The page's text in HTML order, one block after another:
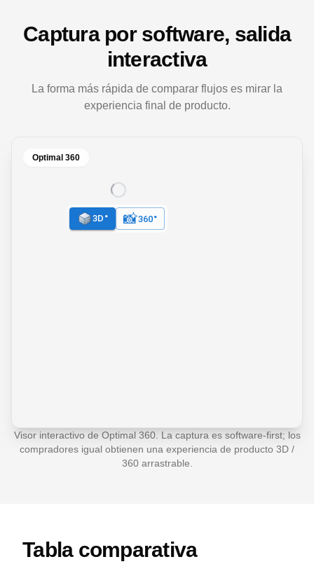
Captura por software, salida
interactiva
La forma más rápida de comparar flujos es mirar la
experiencia final de producto.
Optimal 360
Visor interactivo de Optimal 360. La captura es software-first; los
compradores igual obtienen una experiencia de producto 3D /
360 arrastrable.
Tabla comparativa